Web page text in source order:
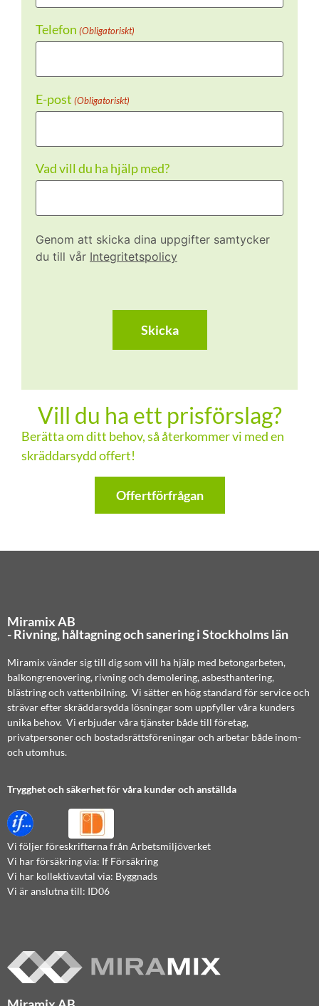
Telefon (Obligatoriskt)
E-post (Obligatoriskt)
Vad vill du ha hjälp med?
Genom att skicka dina uppgifter samtycker
du till vår Integritetspolicy
Vill du ha ett prisförslag?
Berätta om ditt behov, så återkommer vi med en
skräddarsydd offert!
Offertförfrågan
Miramix AB
- Rivning, håltagning och sanering i Stockholms län
Miramix vänder sig till dig som vill ha hjälp med betongarbeten,
balkongrenovering, rivning och demolering, asbesthantering,
blästring och vattenbilning. Vi sätter en hög standard för service och
strävar efter skräddarsydda lösningar som uppfyller våra kunders
unika behov. Vi erbjuder våra tjänster både till företag,
privatpersoner och bostadsrättsföreningar och arbetar både inom-
och utomhus.
Trygghet och säkerhet för våra kunder och anställda
Vi följer föreskrifterna från Arbetsmiljöverket
Vi har försäkring via: If Försäkring
Vi har kollektivavtal via: Byggnads
Vi är anslutna till: ID06